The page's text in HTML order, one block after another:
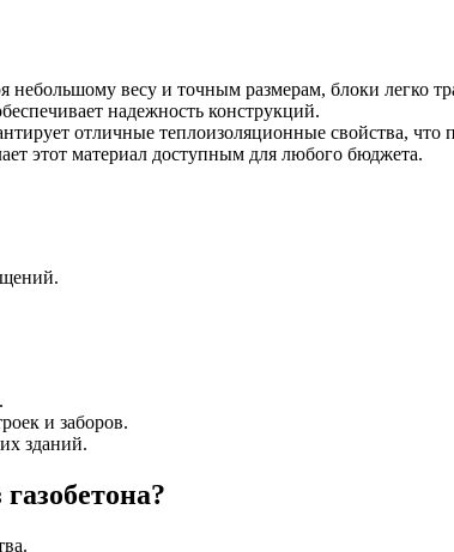
небольшому весу и точным размерам, блоки легко
надежность конструкций.
отличные теплоизоляционные свойства, что
этот материал доступным для любого бюджета.
и заборов.
зданий.